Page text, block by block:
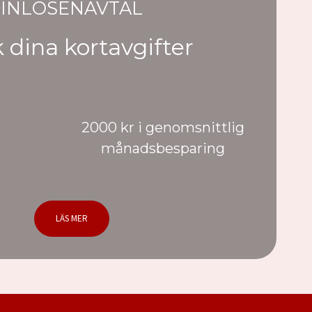
INLÖSENAVTAL
dina kortavgifter
2000 kr i genomsnittlig
månadsbesparing
LÄS MER